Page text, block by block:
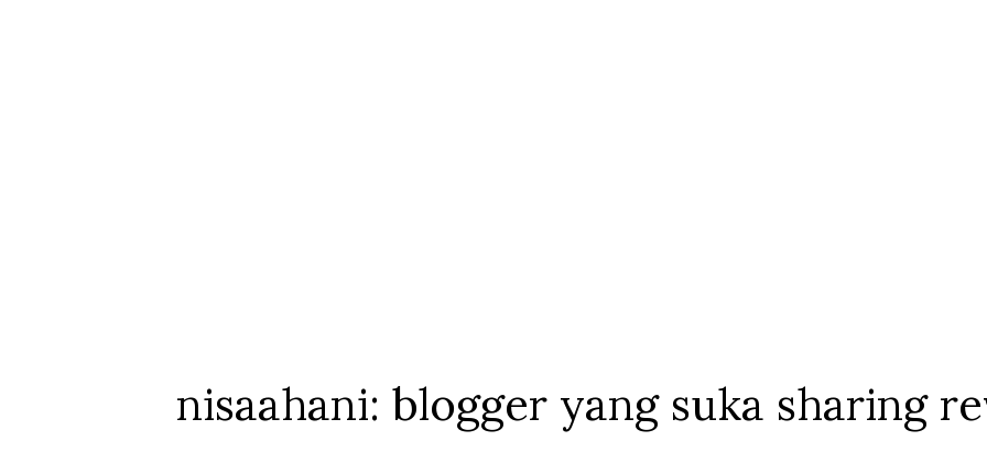
nisaahani: blogger yang suka sharing